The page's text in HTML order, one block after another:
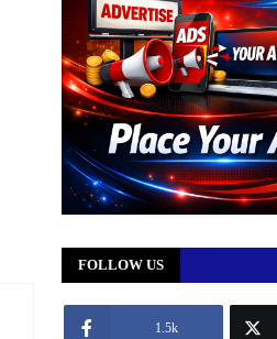
FOLLOW US
1.5k